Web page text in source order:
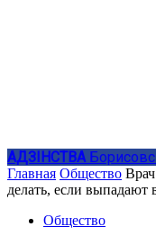
АДЗIНСТВА
Главная Общество Врач
делать, если выпадают
Общество